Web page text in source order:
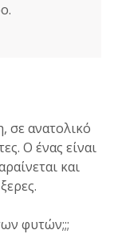
σε ανατολικό
Ο ένας είναι
και
φυτών;;;